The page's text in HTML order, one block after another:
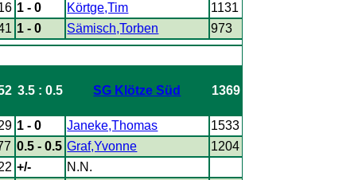
1 - 0 Körtge,Tim
1131
1 - 0 Sämisch,Torben 973
3.5 : 0.5 SG Klötze Süd 1369
1 - 0 Janeke,Thomas
1533
0.5 - 0.5 Graf,Yvonne
1204
+/-
N.N.